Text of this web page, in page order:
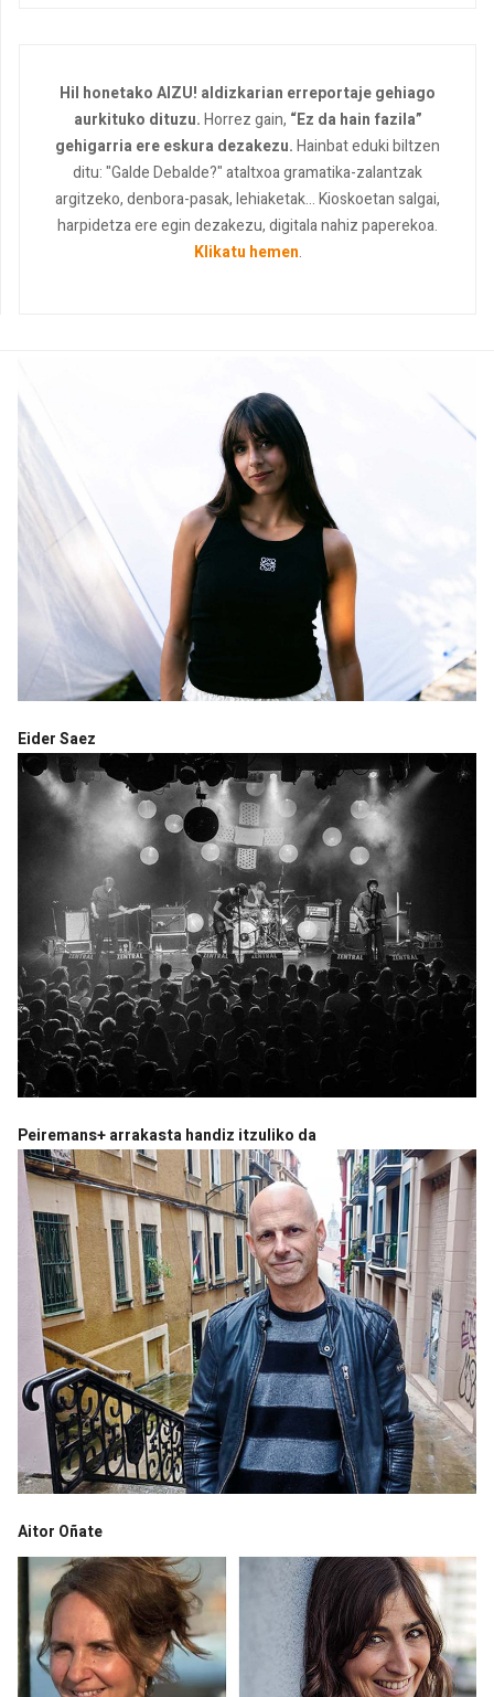
Hil honetako AIZU! aldizkarian erreportaje gehiago
aurkituko dituzu.Horrez gain, “Ez da hain fazila”
gehigarria ere eskura dezakezu.Hainbat eduki biltzen
ditu: "Galde Debalde?" ataltxoa gramatika-zalantzak
argitzeko, denbora-pasak, lehiaketak... Kioskoetan salgai,
harpidetza ere egin dezakezu, digitala nahiz paperekoa.
Klikatu hemen.
Eider Saez
Peiremans+ arrakasta handiz itzuliko da
Aitor Oñate